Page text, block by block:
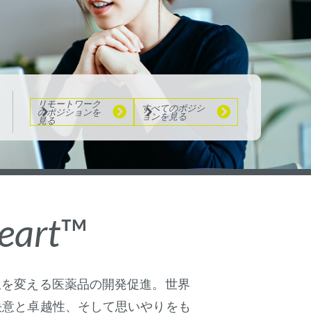
見る
すべてのポジシ
ョンを見る
リモートワーク
のポジションを
見る
すべてのポジシ
ョンを見る
™
変える医薬品の開発促進。世界
と卓越性、そして思いやりをも